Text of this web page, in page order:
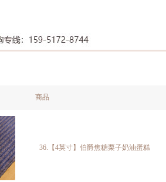
商品
36.【4英寸】伯爵焦糖栗子奶油蛋糕